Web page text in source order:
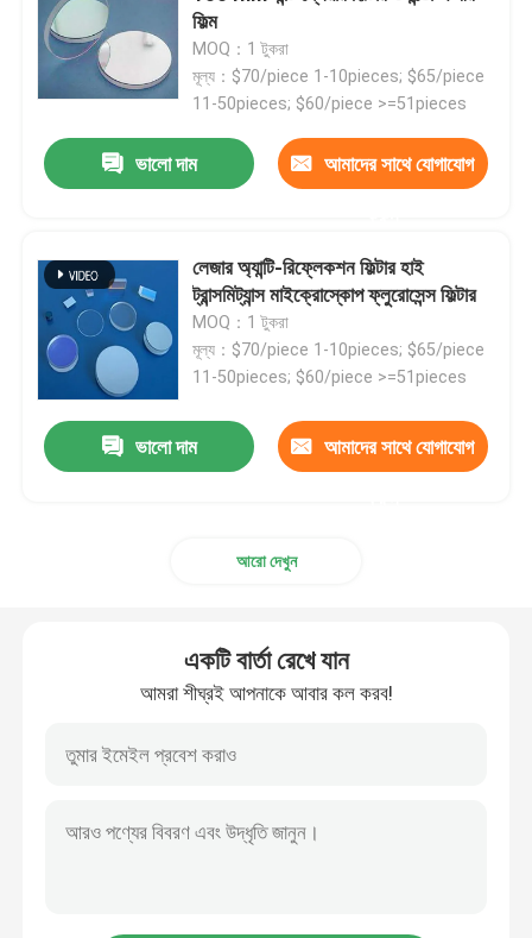
ফিল্ম
MOQ：1 টুকরা
মূল্য：$70/piece 1-10pieces; $65/piece
11-50pieces; $60/piece >=51pieces
ভালো দাম আমাদের সাথে যোগাযোগ
লেজার অ্যান্টি-রিফ্লেকশন ফিল্টার হাই
ট্রান্সমিট্যান্স মাইক্রোস্কোপ ফ্লুরোসেন্স ফিল্টার
MOQ：1 টুকরা
মূল্য：$70/piece 1-10pieces; $65/piece
11-50pieces; $60/piece >=51pieces
ভালো দাম আমাদের সাথে যোগাযোগ
আরো দেখুন
একটি বার্তা রেখে যান
আমরা শীঘ্রই আপনাকে আবার কল করব!